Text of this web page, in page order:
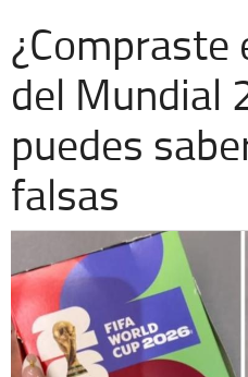
Cronos
Economía
Espectáculos
Deportes
Extra +
¿Compraste
del Mundial
puedes
falsas